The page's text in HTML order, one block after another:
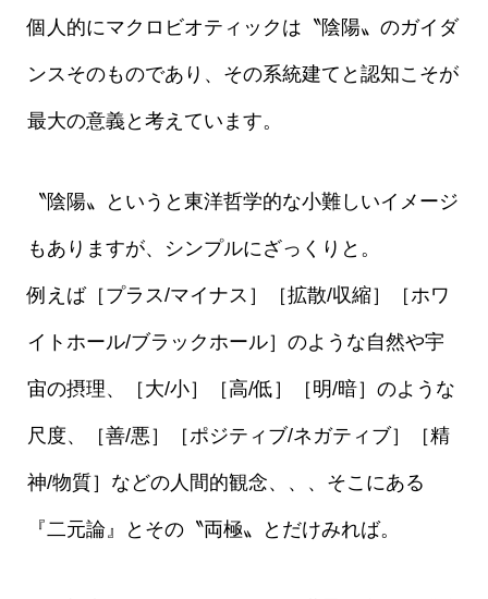
個人的にマクロビオティックは〝陰陽〟のガイダ
ンスそのものであり、その系統建てと認知こそが
最大の意義と考えています。
〝陰陽〟というと東洋哲学的な小難しいイメージ
もありますが、シンプルにざっくりと。
例えば［プラス/マイナス］［拡散/収縮］［ホワ
イトホール/ブラックホール］のような自然や宇
宙の摂理、［大/小］［高/低］［明/暗］のような
尺度、［善/悪］［ポジティブ/ネガティブ］［精
神/物質］などの人間的観念、、、そこにある
『二元論』とその〝両極〟とだけみれば。